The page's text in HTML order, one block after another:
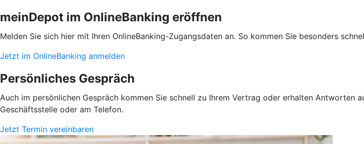
meinDepot im OnlineBanking eröffnen
Melden Sie sich hier mit Ihren OnlineBanking-Zugangsdaten an. So kommen Sie besonders
Jetzt im OnlineBanking anmelden
Persönliches Gespräch
Auch im persönlichen Gespräch kommen Sie schnell zu Ihrem Vertrag oder erhalten Antworten
Geschäftsstelle oder am Telefon.
Jetzt Termin vereinbaren